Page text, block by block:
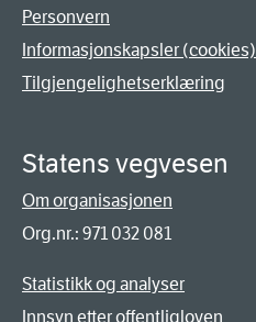
Personvern
Informasjonskapsler (cookies)
Tilgjengelighetserklæring
Statens vegvesen
Om organisasjonen
Org.nr.: 971 032 081
Statistikk og analyser
Innsyn etter offentligloven